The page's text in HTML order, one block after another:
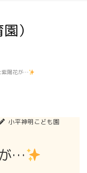
）
紫陽花が…
小平神明こども園
…